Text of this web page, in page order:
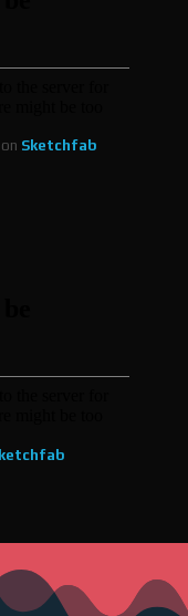
on Sketchfab